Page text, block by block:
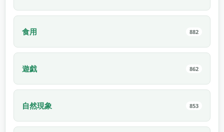
食用 882
遊戯 862
自然現象 853